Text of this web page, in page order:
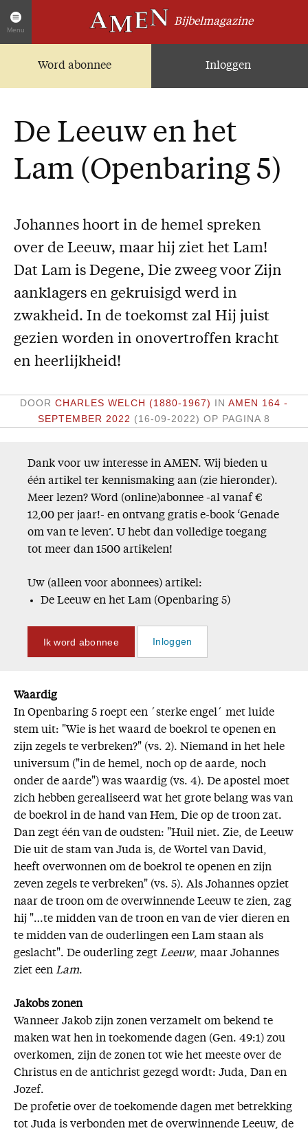
Menu
Bijbelmagazine
Word abonnee Inloggen
Artikelen
Zoek in alle artikelen
Twitter
Facebook
Over AMEN
Abonnementen
Steun AMEN
Service
Nabestellen
Vragen en opmerkingen
En verder
Bijbelstudieagenda
De Leeuw en het
Lam (Openbaring 5)
Johannes hoort in de hemel spreken
over de Leeuw, maar hij ziet het Lam!
Dat Lam is Degene, Die zweeg voor Zijn
aanklagers en gekruisigd werd in
zwakheid. In de toekomst zal Hij juist
gezien worden in onovertroffen kracht
en heerlijkheid!
DOOR CHARLES WELCH (1880-1967) INAMEN 164 -
SEPTEMBER 2022 (16-09-2022) OP PAGINA 8
Dank voor uw interesse in AMEN. Wij bieden u
één artikel ter kennismaking aan (zie hieronder).
Meer lezen? Word (online)abonnee -al vanaf €
12,00 per jaar!- en ontvang gratis e-book ‘Genade
om van te leven’. U hebt dan volledige toegang
tot meer dan 1500 artikelen!
Uw (alleen voor abonnees) artikel:
De Leeuw en het Lam (Openbaring 5)
Ik word abonnee Inloggen
Waardig
In Openbaring 5 roept een ´sterke engel´ met luide
stem uit: "Wie is het waard de boekrol te openen en
zijn zegels te verbreken?" (vs. 2). Niemand in het hele
universum ("in de hemel, noch op de aarde, noch
onder de aarde") was waardig (vs. 4). De apostel moet
zich hebben gerealiseerd wat het grote belang was van
de boekrol in de hand van Hem, Die op de troon zat.
Dan zegt één van de oudsten: "Huil niet. Zie, de Leeuw
Die uit de stam van Juda is, de Wortel van David,
heeft overwonnen om de boekrol te openen en zijn
zeven zegels te verbreken" (vs. 5). Als Johannes opziet
naar de troon om de overwinnende Leeuw te zien, zag
hij "…te midden van de troon en van de vier dieren en
te midden van de ouderlingen een Lam staan als
geslacht". De ouderling zegt Leeuw, maar Johannes
ziet een Lam.
Jakobs zonen
Wanneer Jakob zijn zonen verzamelt om bekend te
maken wat hen in toekomende dagen (Gen. 49:1) zou
overkomen, zijn de zonen tot wie het meeste over de
Christus en de antichrist gezegd wordt: Juda, Dan en
Jozef.
De profetie over de toekomende dagen met betrekking
tot Juda is verbonden met de overwinnende Leeuw, de